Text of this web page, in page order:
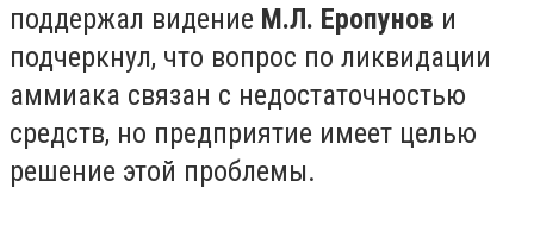
поддержал видение М.Л. Еропунов и
подчеркнул, что вопрос по ликвидации
аммиака связан с недостаточностью
средств, но предприятие имеет целью
решение этой проблемы.